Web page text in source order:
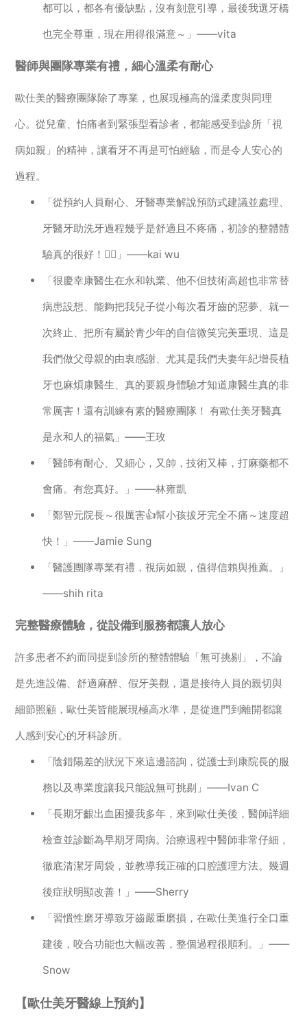
都可以，都各有優缺點，沒有刻意引導，最後我選牙橋
也完全尊重，現在用得很滿意～」——vita
醫師與團隊專業有禮，細心溫柔有耐心
歐仕美的醫療團隊除了專業，也展現極高的溫柔度與同理
心。從兒童、怕痛者到緊張型看診者，都能感受到診所「視
病如親」的精神，讓看牙不再是可怕經驗，而是令人安心的
過程。
「從預約人員耐心、牙醫專業解說預防式建議並處理、
牙醫牙助洗牙過程幾乎是舒適且不疼痛，初診的整體體
驗真的很好！👍🏻」——kai wu
「很慶幸康醫生在永和執業、他不但技術高超也非常替
病患設想、能夠把我兒子從小每次看牙齒的惡夢、就一
次終止、把所有屬於青少年的自信微笑完美重現、這是
我們做父母親的由衷感謝、尤其是我們夫妻年紀增長植
牙也麻煩康醫生、真的要親身體驗才知道康醫生真的非
常厲害！還有訓練有素的醫療團隊！ 有歐仕美牙醫真
是永和人的福氣」——王玫
「醫師有耐心、又細心，又帥，技術又棒，打麻藥都不
會痛。有您真好。」——林雍凱
「鄭智元院長～很厲害👍幫小孩拔牙完全不痛～速度超
快！」——Jamie Sung
「醫護團隊專業有禮，視病如親，值得信賴與推薦。」
——shih rita
完整醫療體驗，從設備到服務都讓人放心
許多患者不約而同提到診所的整體體驗「無可挑剔」，不論
是先進設備、舒適麻醉、假牙美觀，還是接待人員的親切與
細節照顧，歐仕美皆能展現極高水準，是從進門到離開都讓
人感到安心的牙科診所。
「陰錯陽差的狀況下來這邊諮詢，從護士到康院長的服
務以及專業度讓我只能說無可挑剔」——Ivan C
「長期牙齦出血困擾我多年，來到歐仕美後，醫師詳細
檢查並診斷為早期牙周病。治療過程中醫師非常仔細，
徹底清潔牙周袋，並教導我正確的口腔護理方法。幾週
後症狀明顯改善！」——Sherry
「習慣性磨牙導致牙齒嚴重磨損，在歐仕美進行全口重
建後，咬合功能也大幅改善，整個過程很順利。」——
Snow
【歐仕美牙醫線上預約】